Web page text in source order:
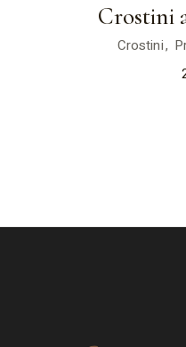
Crostini
Crostini